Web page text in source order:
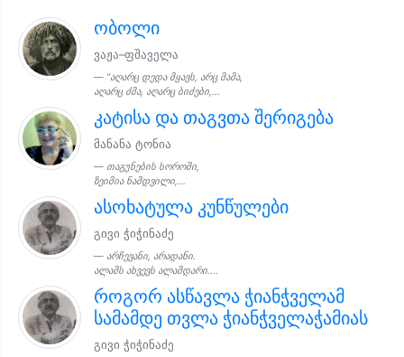
ობოლი
ვაჟა–ფშაველა
“აღარც დედა მყავს, არც მამა,
აღარც ძმა, აღარც ბიძები,...
კატისა და თაგვთა შერიგება
მანანა ტონია
თაგუნების სოროში,
ზეიმია ნამდვილი,...
ასოხატულა კუნწულები
გივი ჭიჭინაძე
არჩევანი, არადანი.
ალამს ახვევს ალამდარი....
როგორ ასწავლა ჭიანჭველამ
სამამდე თვლა ჭიანჭველაჭამიას
გივი ჭიჭინაძე